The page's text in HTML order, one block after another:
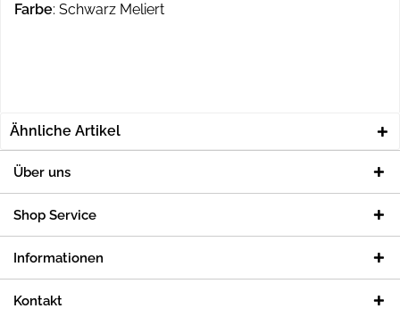
Farbe: Schwarz Meliert
Ähnliche Artikel
Über uns
Shop Service
Informationen
Kontakt